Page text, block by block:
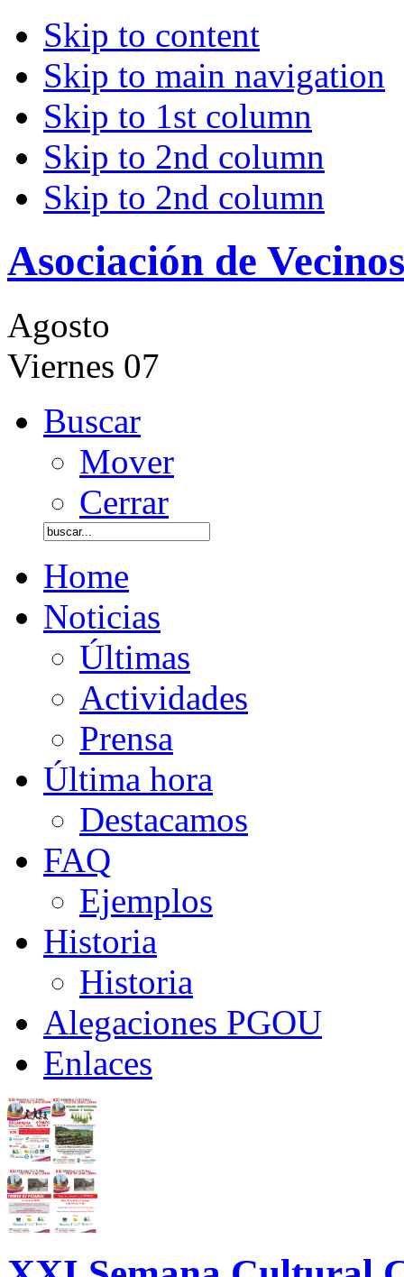
Skip to content
Skip to main navigation
Skip to 1st column
Skip to 2nd column
Skip to 2nd column
Asociación de
Agosto
Viernes 07
Buscar
Mover
Cerrar
Home
Noticias
Últimas
Actividades
Prensa
Última hora
Destacamos
FAQ
Ejemplos
Historia
Historia
Alegaciones PGOU
Enlaces